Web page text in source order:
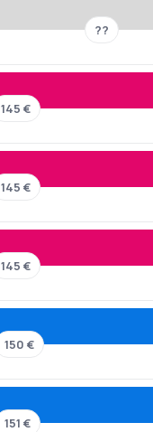
??
145 €
145 €
145 €
150 €
151 €